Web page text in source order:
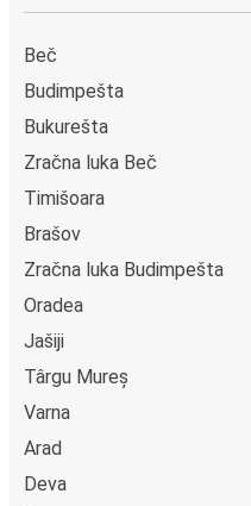
Beč
Budimpešta
Bukurešta
Zračna luka Beč
Timišoara
Brašov
Zračna luka Budimpešta
Oradea
Jašiji
Târgu Mureș
Varna
Arad
Deva